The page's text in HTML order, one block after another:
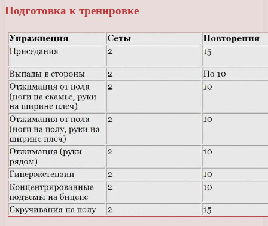
Подготовка к тренировке